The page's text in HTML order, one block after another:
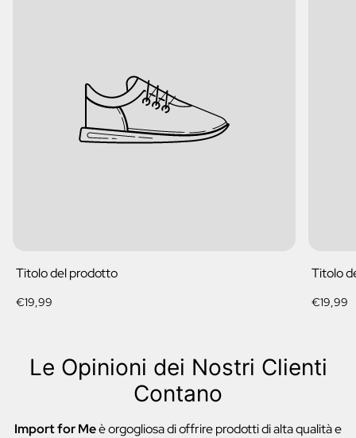
Titolo del prodotto
Prezzo
€19,99
Titolo
Prezzo
€19,99
Le Opinioni dei Nostri Clienti
Contano
Import for Meè orgogliosa di offrire prodotti di alta qualità e